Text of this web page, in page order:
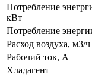
Потребление
кВт
Потребление
Расход воздуха, м3/ч
Рабочий ток, А
Хладагент